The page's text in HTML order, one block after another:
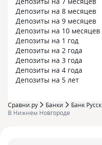
Депозиты на 8 месяцев
Депозиты на 9 месяцев
Депозиты на 10 месяцев
Депозиты на 1 год
Депозиты на 2 года
Депозиты на 3 года
Депозиты на 4 года
Депозиты на 5 лет
Сравни.ру Банки Банк
В Нижнем Новгороде